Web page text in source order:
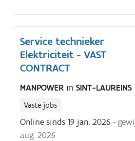
Service technieker
Elektriciteit - VAST
CONTRACT
MANPOWER in SINT-LAUREINS
Vaste jobs
Online sinds 19 jan. 2026 -
aug. 2026